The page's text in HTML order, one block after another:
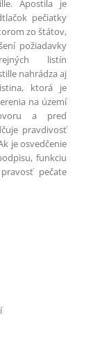
Apostila je
pečiatky
zo štátov,
požiadavky
listín
nahrádza aj
ktorá je
na území
a pred
pravdivosť
je osvedčenie
funkciu
pečate